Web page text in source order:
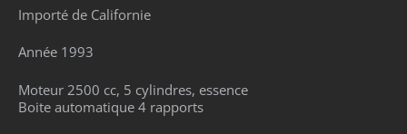
Importé de Californie
Année 1993
Moteur 2500 cc, 5 cylindres, essence
Boite automatique 4 rapports